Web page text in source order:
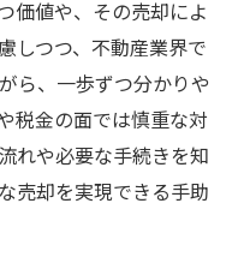
価値や、その売却によ
しつつ、不動産業界で
ら、一歩ずつ分かりや
税金の面では慎重な対
れや必要な手続きを知
売却を実現できる手助